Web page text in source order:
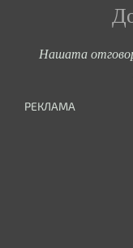
Нашата
РЕКЛАМА